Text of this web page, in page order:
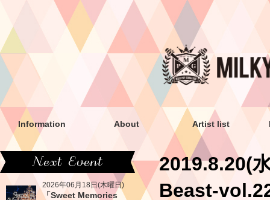
Information About Artist list
2019.8.20(
Beast-
2026年06月18日(木曜日)
「Sweet Memories